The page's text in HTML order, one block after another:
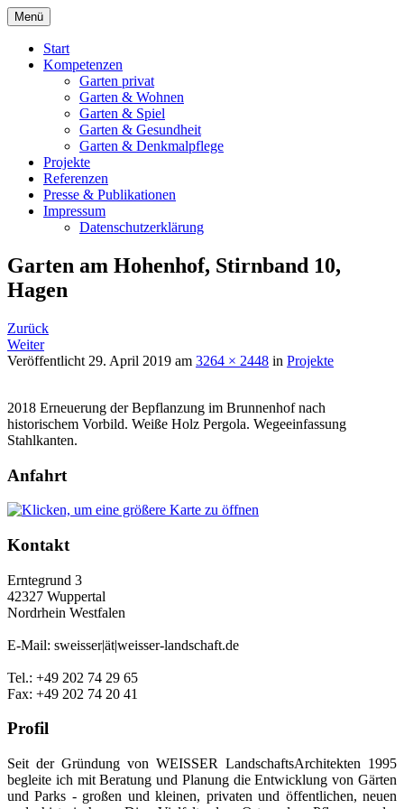
Springe
zum
InhaltWEISSER
LandschaftsArchitekten
Wuppertal
Denkmalpflege
Menü
Start
Kompetenzen
Garten privat
Garten & Wohnen
Garten & Spiel
Garten & Gesundheit
Garten & Denkmalpflege
Projekte
Referenzen
Presse & Publikationen
Impressum
Datenschutzerklärung
Garten am Hohenhof, Stirnband 10,
Hagen
Zurück
Weiter
Veröffentlicht 29. April 2019 am 3264 × 2448 in Projekte
2018 Erneuerung der Bepflanzung im Brunnenhof nach
historischem Vorbild. Weiße Holz Pergola. Wegeeinfassung
Stahlkanten.
Anfahrt
Kontakt
Erntegrund 3
42327 Wuppertal
Nordrhein Westfalen
E-Mail: sweisser|ät|weisser-landschaft.de
Tel.: +49 202 74 29 65
Fax: +49 202 74 20 41
Profil
Seit der Gründung von WEISSER LandschaftsArchitekten 1995
begleite ich mit Beratung und Planung die Entwicklung von Gärten
und Parks - großen und kleinen, privaten und öffentlichen, neuen